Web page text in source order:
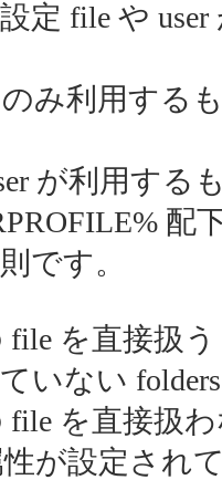
定 file や
み利用する
が利用する
配
です。
file を直接扱
いない
file を直接扱
性が設定され